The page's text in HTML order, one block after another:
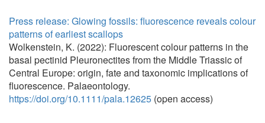
Press release: Glowing fossils: fluorescence reveals colour
patterns of earliest scallops
Wolkenstein, K. (2022): Fluorescent colour patterns in the
basal pectinid Pleuronectites from the Middle Triassic of
Central Europe: origin, fate and taxonomic implications of
fluorescence. Palaeontology.
https://doi.org/10.1111/pala.12625 (open access)